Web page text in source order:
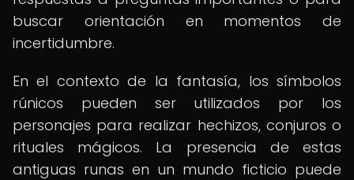
buscar orientación en momentos de
incertidumbre.
En el contexto de la fantasía, los símbolos
rúnicos pueden ser utilizados por los
personajes para realizar hechizos, conjuros o
rituales mágicos. La presencia de estas
antiguas runas en un mundo ficticio puede